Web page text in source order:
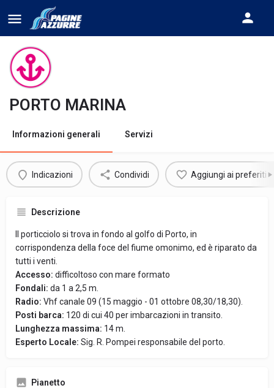
PORTO MARINA
Informazioni generali Servizi
Indicazioni Condividi Aggiungi ai preferiti
Descrizione
Il porticciolo si trova in fondo al golfo di Porto, in
corrispondenza della foce del fiume omonimo, ed è riparato da
tutti i venti.
Accesso: difficoltoso con mare formato
Fondali: da 1 a 2,5 m.
Radio: Vhf canale 09 (15 maggio - 01 ottobre 08,30/18,30).
Posti barca: 120 di cui 40 per imbarcazioni in transito.
Lunghezza massima: 14 m.
Esperto Locale: Sig. R. Pompei responsabile del porto.
Pianetto